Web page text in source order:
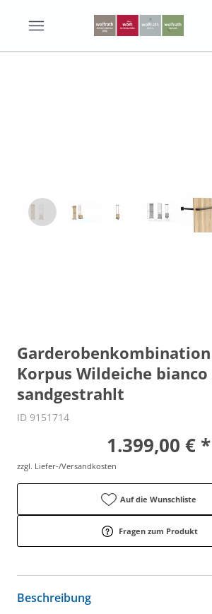
Korpus Wildeiche
sandgestrahlt
ID 9151714
1.399,00 € *
zzgl. Liefer-/Versandkosten
Auf die Wunschliste
Fragen zum Produkt
Beschreibung